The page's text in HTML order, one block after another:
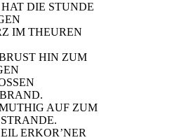
DIE STUNDE
IM THEUREN
HIN ZUM
AUF ZUM
ERKOR’NER